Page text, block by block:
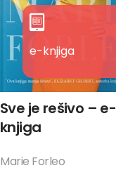
e-knjiga
Sve je rešivo – e-
knjiga
Marie Forleo